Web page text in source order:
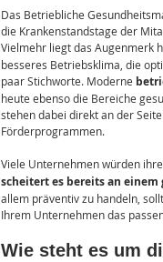
Das Betriebliche
die Krankenstandstage der
Vielmehr liegt das Augenmerk
besseres Betriebsklima, die
paar Stichworte. Moderne
heute ebenso die Bereiche
stehen dabei direkt an der
Förderprogrammen.
Viele Unternehmen würden
scheitert es bereits an
allem präventiv zu handeln,
Ihrem Unternehmen das
Wie steht es um